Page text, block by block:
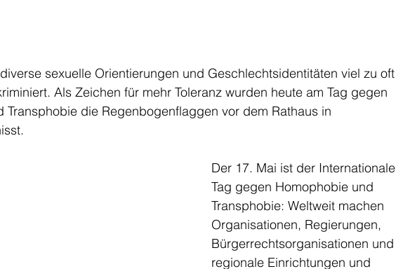
sexuelle Orientierungen und Geschlechtsidentitäten viel zu oft
Als Zeichen für mehr Toleranz wurden heute am Tag gegen
Transphobie die Regenbogenflaggen vor dem Rathaus in
Der 17. Mai ist der Internationale
Tag gegen Homophobie und
Transphobie: Weltweit machen
Organisationen, Regierungen,
Bürgerrechtsorganisationen und
regionale Einrichtungen und